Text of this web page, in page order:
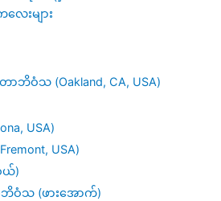
ေးများ
ဘိဝံသ (Oakland, CA, USA)
USA)
USA)
ယ်)
ဝံသ (ဖားအောက်)